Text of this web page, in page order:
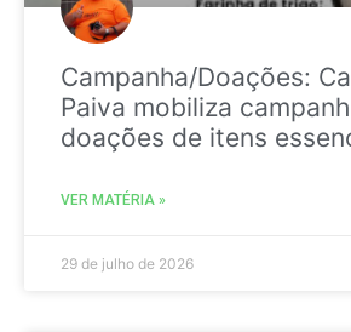
Campanha/Doações:
Paiva mobiliza
doações de itens
VER MATÉRIA »
29 de julho de 2026